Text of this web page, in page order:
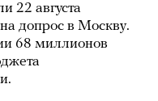
22 августа
допрос в Москву.
68 миллионов